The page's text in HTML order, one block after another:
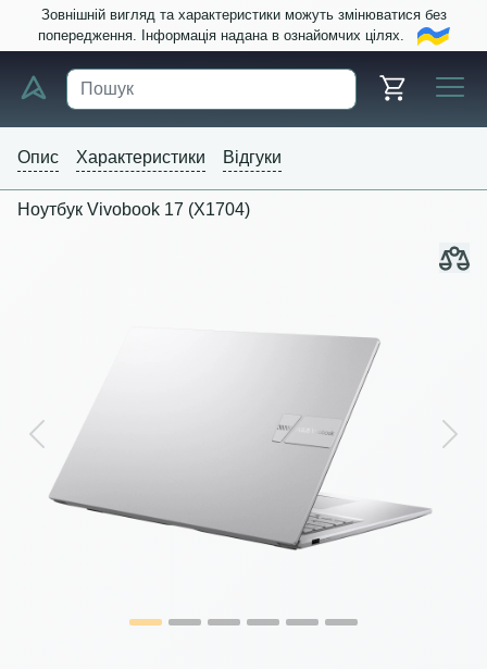
Зовнішній вигляд та характеристики можуть змінюватися без
попередження. Інформація надана в ознайомчих цілях.
Опис Характеристики Відгуки
Ноутбук Vivobook 17 (X1704)
Previous Next